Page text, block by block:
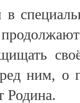
ним, о
Родина.